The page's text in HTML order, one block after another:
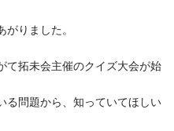
りました。
て拓未会主催のクイズ大会が始
る問題から、知っていてほしい